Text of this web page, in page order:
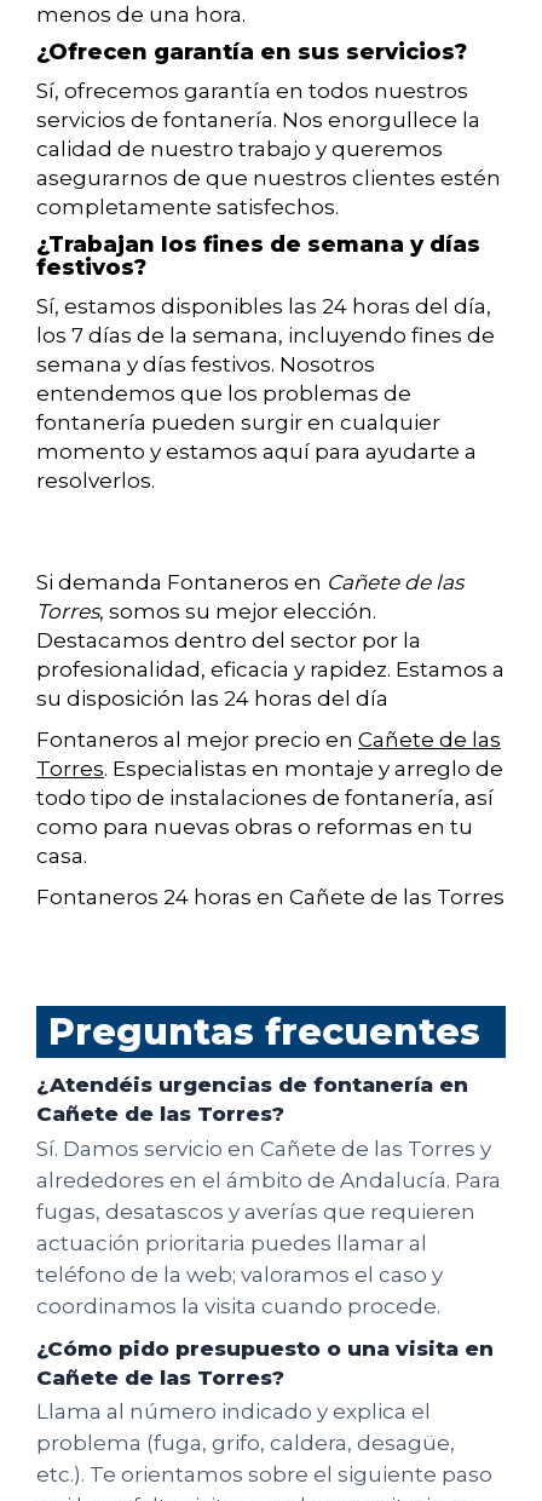
menos de una hora.
¿Ofrecen garantía en sus servicios?
Sí, ofrecemos garantía en todos nuestros
servicios de fontanería. Nos enorgullece la
calidad de nuestro trabajo y queremos
asegurarnos de que nuestros clientes estén
completamente satisfechos.
¿Trabajan los fines de semana y días
festivos?
Sí, estamos disponibles las 24 horas del día,
los 7 días de la semana, incluyendo fines de
semana y días festivos. Nosotros
entendemos que los problemas de
fontanería pueden surgir en cualquier
momento y estamos aquí para ayudarte a
resolverlos.
Si demanda Fontaneros en Cañete de las
Torres, somos su mejor elección.
Destacamos dentro del sector por la
profesionalidad, eficacia y rapidez. Estamos a
su disposición las 24 horas del día
Fontaneros al mejor precio en Cañete de las
Torres. Especialistas en montaje y arreglo de
todo tipo de instalaciones de fontanería, así
como para nuevas obras o reformas en tu
casa.
Fontaneros 24 horas en Cañete de las Torres
Preguntas frecuentes
¿Atendéis urgencias de fontanería en
Cañete de las Torres?
Sí. Damos servicio en Cañete de las Torres y
alrededores en el ámbito de Andalucía. Para
fugas, desatascos y averías que requieren
actuación prioritaria puedes llamar al
teléfono de la web; valoramos el caso y
coordinamos la visita cuando procede.
¿Cómo pido presupuesto o una visita en
Cañete de las Torres?
Llama al número indicado y explica el
problema (fuga, grifo, caldera, desagüe,
etc.). Te orientamos sobre el siguiente paso